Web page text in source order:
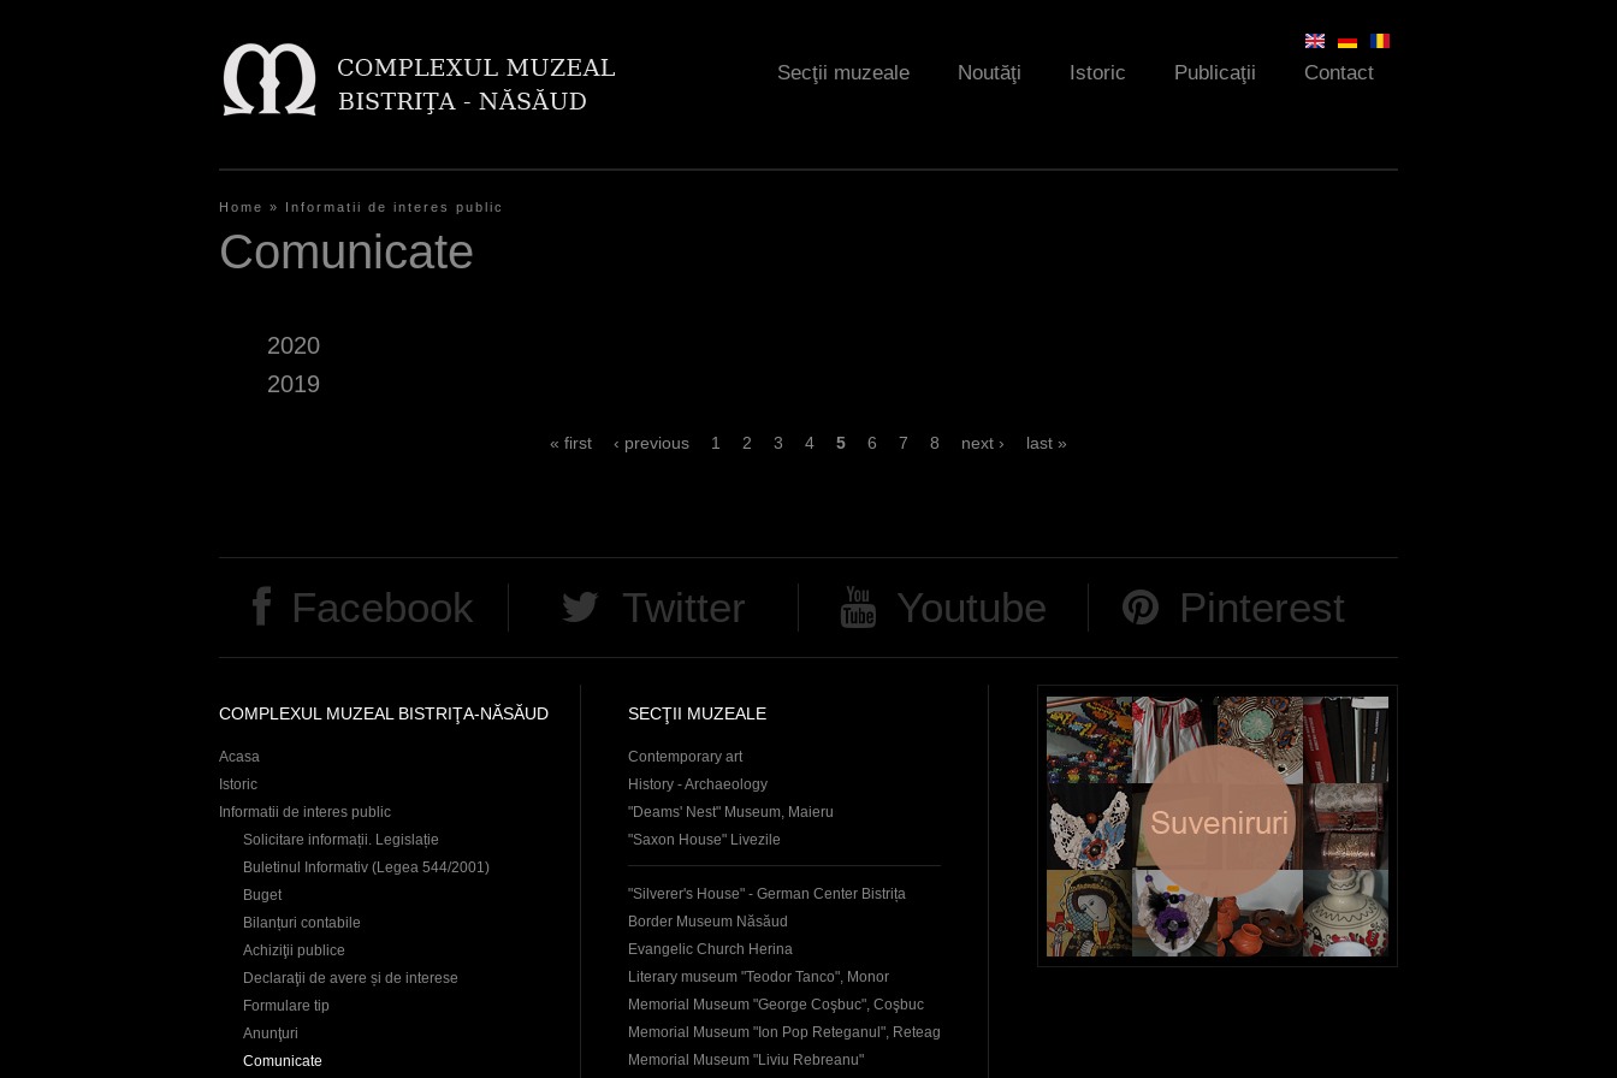
Secţii muzeale Noutăţi Istoric Publicaţii Contact
Y
r
Home » Informatii de interes public
Comunicate
2020
2019
e
s
« first ‹ previous 1 2 3 4 5 6 7 8 next › last »
Facebook Twitter Youtube Pinterest
COMPLEXUL MUZEAL BISTRIŢA-NĂSĂUD
Acasa
Istoric
Informatii de interes public
Solicitare informații. Legislație
Buletinul Informativ (Legea 544/2001)
Buget
Bilanțuri contabile
Achiziţii publice
Declaraţii de avere și de interese
Formulare tip
Anunţuri
Comunicate
SECŢII MUZEALE
Contemporary art
History - Archaeology
"Deams' Nest" Museum, Maieru
"Saxon House" Livezile
"Silverer's House" - German Center Bistrița
Border Museum Năsăud
Evangelic Church Herina
Literary museum "Teodor Tanco", Monor
Memorial Museum "George Coşbuc", Coşbuc
Memorial Museum "Ion Pop Reteganul", Reteag
Memorial Museum "Liviu Rebreanu"